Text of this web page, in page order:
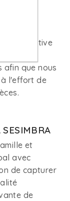
des
sportive
afin que nous
l'effort de
et
avec
de capturer
de